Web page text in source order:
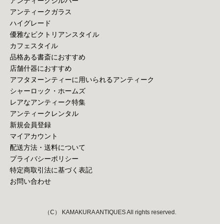
アンティークガラス
ハイグレード
優雅なビクトリアンスタイル
カフェスタイル
品格ある書斎におすすめ
店舗什器におすすめ
アフタヌーンティーに用いられるアンティーク
シャーロック・ホームズ
レアなアンティーク特集
アンティークレンタル
新規会員登録
マイアカウント
配送方法・送料について
プライバシーポリシー
特定商取引法に基づく表記
お問い合わせ
（C） KAMAKURA ANTIQUES All rights reserved.